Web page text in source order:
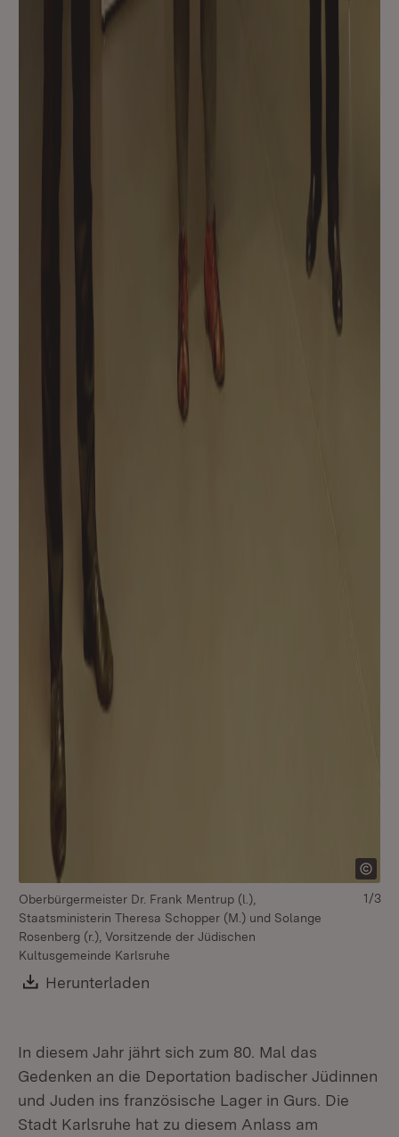
Oberbürgermeister Dr. Frank Mentrup (l.),
Staatsministerin Theresa Schopper (M.) und Solange
Rosenberg (r.), Vorsitzende der Jüdischen
Kultusgemeinde Karlsruhe
Download:
Herunterladen
1/3
In diesem Jahr jährt sich zum 80. Mal das
Gedenken an die Deportation badischer Jüdinnen
und Juden ins französische Lager in Gurs. Die
Stadt Karlsruhe hat zu diesem Anlass am